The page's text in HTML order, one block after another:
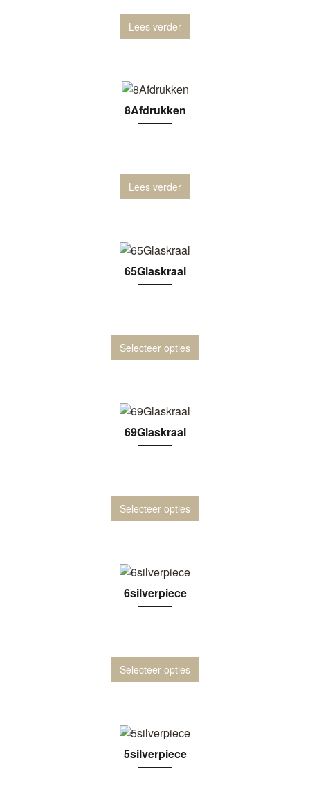
Lees verder
8Afdrukken
Lees verder
65Glaskraal
Selecteer opties
69Glaskraal
Selecteer opties
6silverpiece
Selecteer opties
5silverpiece